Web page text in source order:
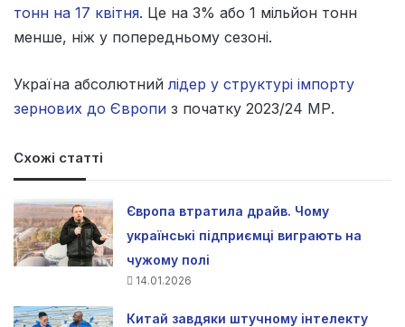
тонн на 17 квітня. Це на 3% або 1 мільйон тонн
менше, ніж у попередньому сезоні.
Україна абсолютний лідер у структурі імпорту
зернових до Європи з початку 2023/24 МР.
Схожі статті
Європа втратила драйв. Чому
українські підприємці виграють на
чужому полі
14.01.2026
Китай завдяки штучному інтелекту